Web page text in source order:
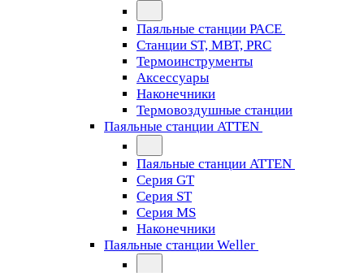
Паяльные станции PACE
Станции ST, MBT, PRC
Термоинструменты
Аксессуары
Наконечники
Термовоздушные станции
Паяльные станции ATTEN
Паяльные станции ATTEN
Серия GT
Серия ST
Серия MS
Наконечники
Паяльные станции Weller